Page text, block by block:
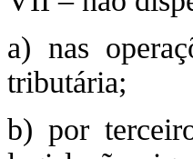
a) nas
tributária;
b) por